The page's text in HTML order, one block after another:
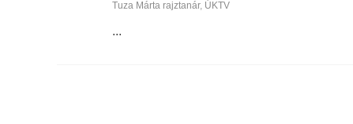
Tuza Márta rajztanár, ÚKTV
...